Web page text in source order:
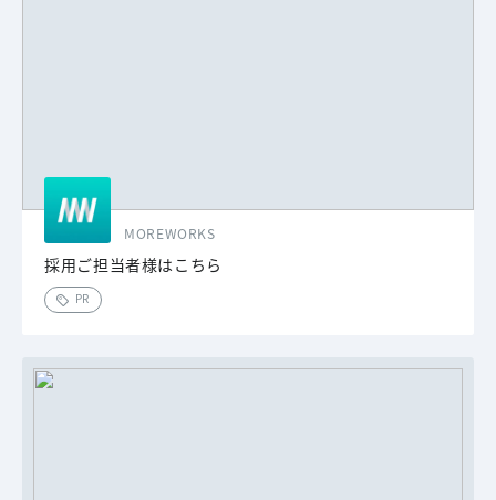
MOREWORKS
採用ご担当者様はこちら
PR